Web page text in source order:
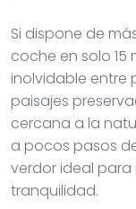
Si dispone de
coche en solo
inolvidable entre
paisajes
cercana a la
a pocos pasos
verdor ideal
tranquilidad.